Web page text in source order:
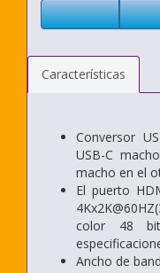
Características
Conversor
USB-C
macho en el
El puerto
color 48
Ancho de